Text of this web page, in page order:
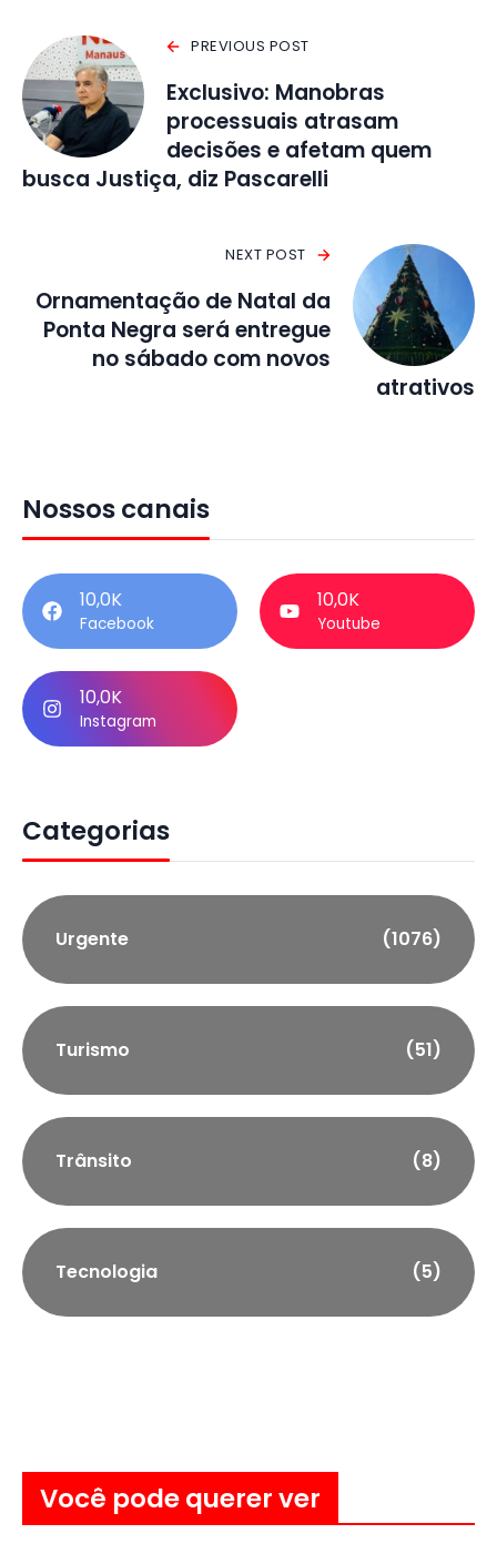
PREVIOUS POST
Exclusivo: Manobras
processuais atrasam
decisões e afetam quem
busca Justiça, diz Pascarelli
NEXT POST
Ornamentação de Natal da
Ponta Negra será entregue
no sábado com novos
atrativos
Nossos canais
10,0K
Facebook
10,0K
Youtube
10,0K
Instagram
Categorias
Urgente (1076)
Turismo (51)
Trânsito (8)
Tecnologia (5)
Você pode querer ver